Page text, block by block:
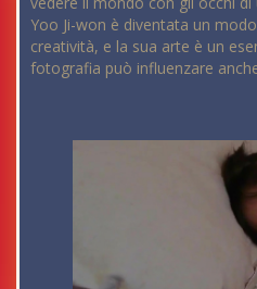
Yoo Ji-won è diventata un
creatività, e la sua arte è un
fotografia può influenzare